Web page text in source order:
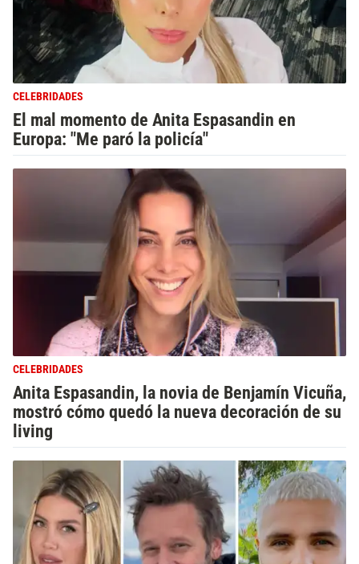
CELEBRIDADES
El mal momento de Anita Espasandin en
Europa: "Me paró la policía"
CELEBRIDADES
Anita Espasandin, la novia de Benjamín Vicuña,
mostró cómo quedó la nueva decoración de su
living